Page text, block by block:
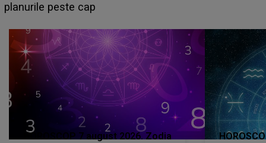
sa: "I-am spus și ei în față, eu nu te iubesc pentru
HOROSCOP 7 august 2026. Zodia